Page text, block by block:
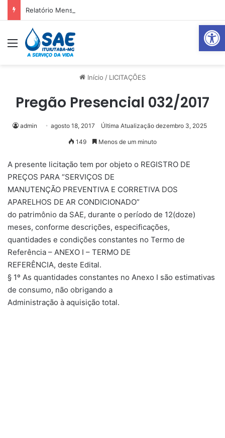
Abrir
Relatório Mensal Janeiro – Qualidade da Água Tratada
Menu
Início / LICITAÇÕES
Pregão Presencial 032/2017
admin agosto 18, 2017 Última Atualização dezembro 3, 2025
149 Menos de um minuto
A presente licitação tem por objeto o REGISTRO DE
PREÇOS PARA “SERVIÇOS DE
MANUTENÇÃO PREVENTIVA E CORRETIVA DOS
APARELHOS DE AR CONDICIONADO”
do patrimônio da SAE, durante o período de 12(doze)
meses, conforme descrições, especificações,
quantidades e condições constantes no Termo de
Referência – ANEXO I – TERMO DE
REFERÊNCIA, deste Edital.
§ 1º As quantidades constantes no Anexo I são estimativas
de consumo, não obrigando a
Administração à aquisição total.